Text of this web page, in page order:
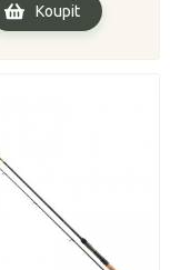
Koupit